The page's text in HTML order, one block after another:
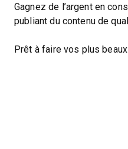
Gagnez de l’argent en
publiant du contenu de
Prêt à faire vos plus beaux